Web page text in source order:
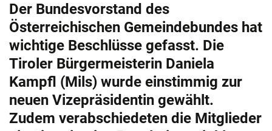
Der Bundesvorstand des
Österreichischen Gemeindebundes hat
wichtige Beschlüsse gefasst. Die
Tiroler Bürgermeisterin Daniela
Kampfl (Mils) wurde einstimmig zur
neuen Vizepräsidentin gewählt.
Zudem verabschiedeten die Mitglieder